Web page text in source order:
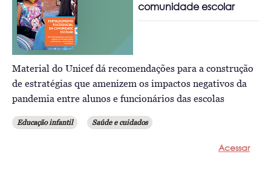
comunidade escolar
Material do Unicef dá recomendações para a construção
de estratégias que amenizem os impactos negativos da
pandemia entre alunos e funcionários das escolas
Educação infantil Saúde e cuidados
Acessar